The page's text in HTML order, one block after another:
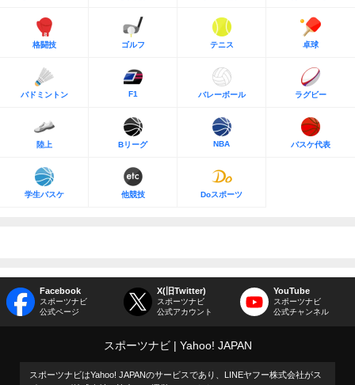
格闘技 ゴルフ テニス 卓球
バドミントン F1 バレーボール ラグビー
陸上 Bリーグ NBA バスケ代表
学生バスケ 他競技 Doスポーツ
Facebook
スポーツナビ
公式ページ
X(旧Twitter)
スポーツナビ
公式アカウント
YouTube
スポーツナビ
公式チャンネル
スポーツナビ Yahoo! JAPAN
スポーツナビはYahoo! JAPANのサービスであり、LINEヤフー株式会社がス